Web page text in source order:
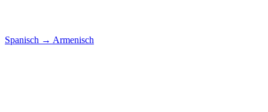
Spanisch → Armenisch